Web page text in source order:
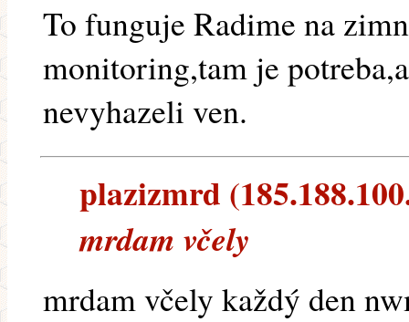
To funguje Radime na
monitoring,tam je
nevyhazeli ven.
plazizmrd
mrdam včely
mrdam včely každý den